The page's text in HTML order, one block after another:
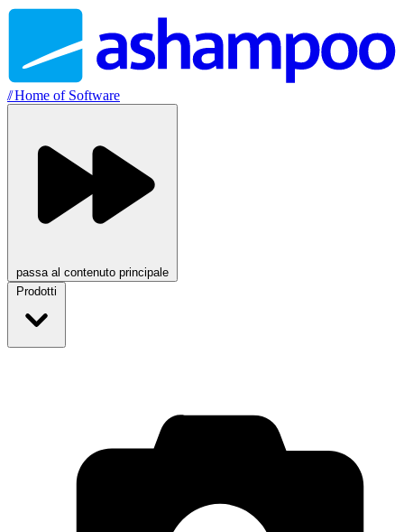
//Home of Software
passa al contenuto principale
Prodotti